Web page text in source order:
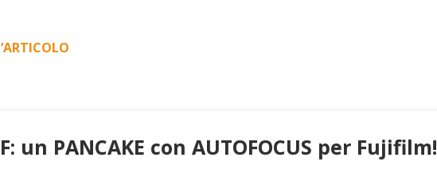
IL
un PANCAKE con AUTOFOCUS per Fujifilm!